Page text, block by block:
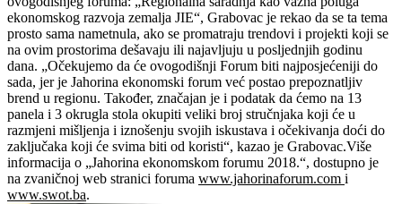
ekonomskog razvoja zemalja JIE“, Grabovac je rekao da se ta tema
prosto sama nametnula, ako se promatraju trendovi i projekti koji se
na ovim prostorima dešavaju ili najavljuju u posljednjih godinu
dana. „Očekujemo da će ovogodišnji Forum biti najposjećeniji do
sada, jer je Jahorina ekonomski forum već postao prepoznatljiv
brend u regionu. Također, značajan je i podatak da ćemo na 13
panela i 3 okrugla stola okupiti veliki broj stručnjaka koji će u
razmjeni mišljenja i iznošenju svojih iskustava i očekivanja doći do
zaključaka koji će svima biti od koristi“, kazao je Grabovac.Više
informacija o „Jahorina ekonomskom forumu 2018.“, dostupno je
na zvaničnoj web stranici foruma www.jahorinaforum.com i
www.swot.ba.